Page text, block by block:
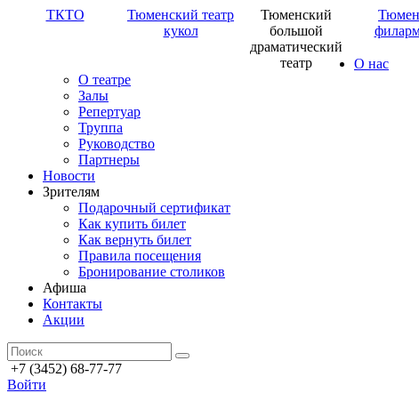
ТКТО
Тюменский театр
кукол
Тюменский
большой
драматический
театр
О нас
О театре
Залы
Репертуар
Труппа
Руководство
Партнеры
Новости
Зрителям
Подарочный сертификат
Как купить билет
Как вернуть билет
Правила посещения
Бронирование столиков
Афиша
Контакты
Акции
+7 (3452) 68-77-77
Войти